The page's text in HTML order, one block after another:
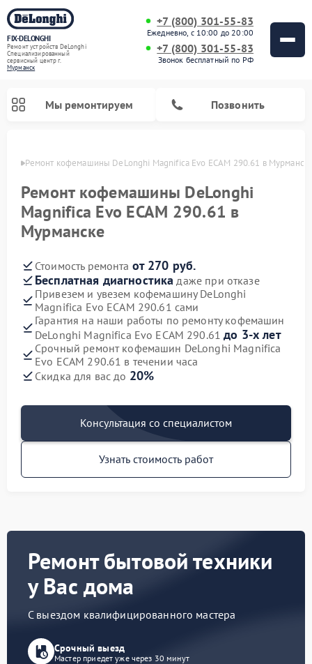
FIX-DELONGHI
Ремонт устройств DeLonghi
Специализированный
cервисный центр г.
Мурманск
+7 (800) 301-55-83
Ежедневно, с 10:00 до 20:00
+7 (800) 301-55-83
Звонок бесплатный по РФ
Мы ремонтируем Позвонить
Ремонт кофемашины DeLonghi Magnifica Evo ECAM 290.61 в
Ремонт кофемашины DeLonghi
Magnifica Evo ECAM 290.61 в
Мурманске
Стоимость ремонта от 270 руб.
Бесплатная диагностика даже при отказе
Привезем и увезем кофемашину DeLonghi
Magnifica Evo ECAM 290.61 сами
Гарантия на наши работы по ремонту кофемашин
DeLonghi Magnifica Evo ECAM 290.61до 3-х лет
Срочный ремонт кофемашин DeLonghi Magnifica
Evo ECAM 290.61 в течении часа
Скидка для вас до 20%
Консультация со специалистом
Узнать стоимость работ
Ремонт бытовой техники
у Вас дома
С выездом квалифицированного мастера
Срочный выезд
Мастер приедет уже через 30 минут